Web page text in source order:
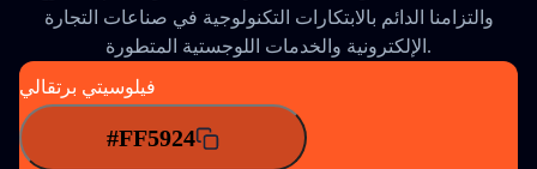
والتزامنا الدائم بالابتكارات التكنولوجية في صناعات التجارة
الإلكترونية والخدمات اللوجستية المتطورة.
فيلوسيتي برتقالي
#FF5924